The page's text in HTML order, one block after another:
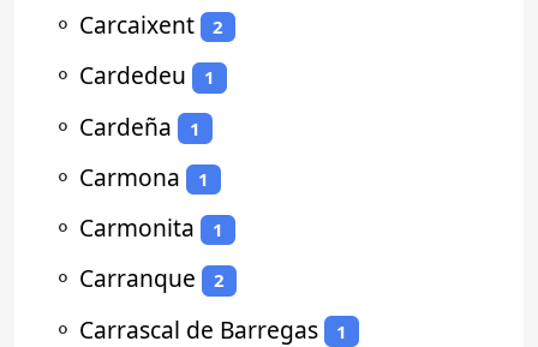
⚬ Carcaixent 2
⚬ Cardedeu 1
⚬ Cardeña 1
⚬ Carmona 1
⚬ Carmonita 1
⚬ Carranque 2
⚬ Carrascal de Barregas 1